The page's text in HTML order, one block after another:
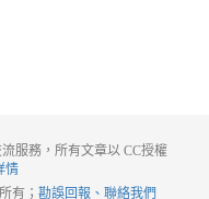
服務，所有文章以 CC授權
情
所有； 勘誤回報、聯絡我們